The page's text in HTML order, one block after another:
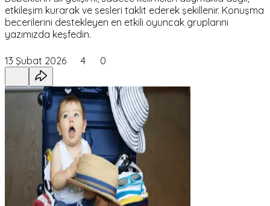
etkileşim kurarak ve sesleri taklit ederek şekillenir. Konuşma
becerilerini destekleyen en etkili oyuncak gruplarını
yazımızda keşfedin.
13 Şubat 2026 4 0